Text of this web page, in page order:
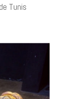
Tunis